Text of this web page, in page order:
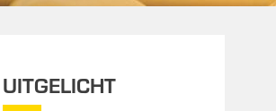
UITGELICHT